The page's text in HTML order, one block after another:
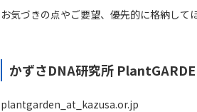
お気づきの点やご要望、優先的に格納して
かずさDNA研究所
plantgarden_at_kazusa.or.jp